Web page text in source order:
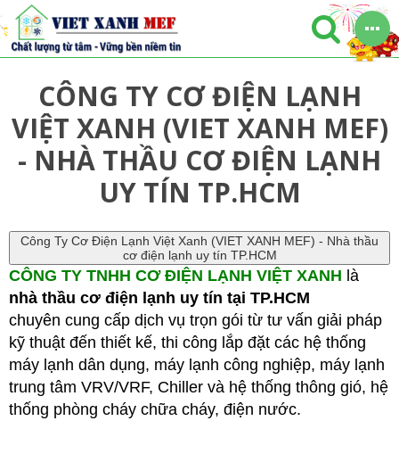
CÔNG TY CƠ ĐIỆN LẠNH
VIỆT XANH (VIET XANH MEF)
- NHÀ THẦU CƠ ĐIỆN LẠNH
UY TÍN TP.HCM
Công Ty Cơ Điện Lạnh Việt Xanh (VIET XANH MEF) - Nhà thầu
cơ điện lạnh uy tín TP.HCM
CÔNG TY TNHH CƠ ĐIỆN LẠNH VIỆT XANH là
nhà thầu cơ điện lạnh uy tín tại TP.HCM
chuyên cung cấp dịch vụ trọn gói từ tư vấn giải pháp
kỹ thuật đến thiết kế, thi công lắp đặt các hệ thống
máy lạnh dân dụng, máy lạnh công nghiệp, máy lạnh
trung tâm VRV/VRF, Chiller và hệ thống thông gió, hệ
thống phòng cháy chữa cháy, điện nước.